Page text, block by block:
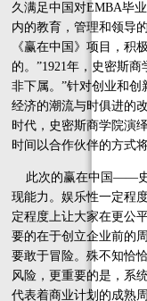
久满足中国对EMBA毕
内的教育，管理和领导
《赢在中国》项目，积
的。”1921年，史密斯
非下属。”针对创业和
经济的潮流与时俱进的
时代，史密斯商学院演
时间以合作伙伴的方式
此次的赢在中国——史
现能力。娱乐性一定程
定程度上让大家在更公
要的在于创立企业前的
要敢于冒险。殊不知恰
风险，更重要的是，系
代表着商业计划的成熟